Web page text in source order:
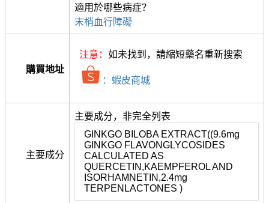
適用於哪些病症？
末梢血行障礙
購買地址
注意： 如未找到，請縮短藥名重新搜索
：蝦皮商城
主要成分
主要成分，非完全列表
GINKGO BILOBA EXTRACT((9.6mg
GINKGO FLAVONGLYCOSIDES
CALCULATED AS
QUERCETIN,KAEMPFEROL AND
ISORHAMNETIN,2.4mg
TERPENLACTONES )